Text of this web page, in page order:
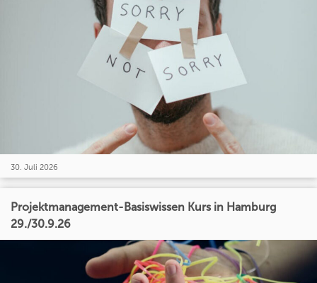
30. Juli 2026
Projektmanagement-Basiswissen Kurs in Hamburg
29./30.9.26